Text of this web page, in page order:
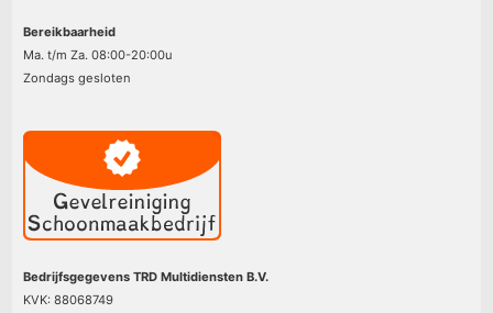
Bereikbaarheid
Ma. t/m Za. 08:00-20:00u
Zondags gesloten
Bedrijfsgegevens TRD Multidiensten B.V.
KVK: 88068749